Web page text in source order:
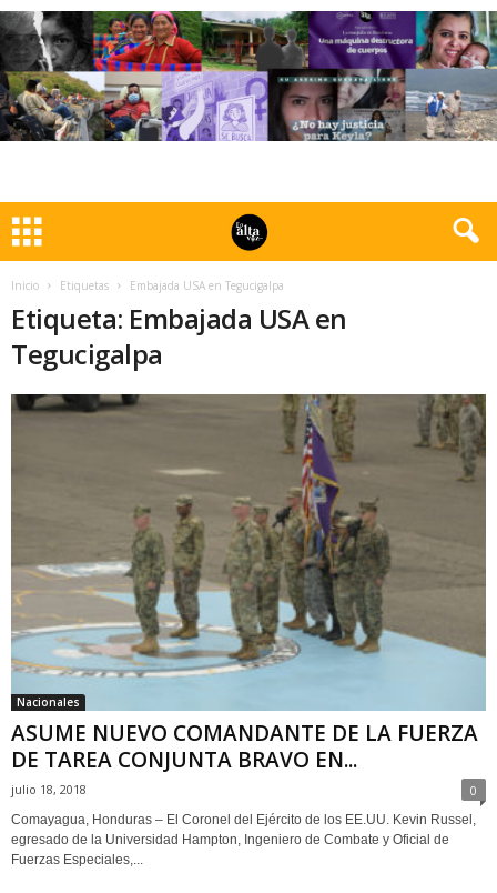
Inicio Etiquetas Embajada USA en Tegucigalpa
Etiqueta: Embajada USA en
Tegucigalpa
Nacionales
ASUME NUEVO COMANDANTE DE LA FUERZA
DE TAREA CONJUNTA BRAVO EN...
julio 18, 2018 0
Comayagua, Honduras – El Coronel del Ejército de los EE.UU. Kevin Russel,
egresado de la Universidad Hampton, Ingeniero de Combate y Oficial de
Fuerzas Especiales,...